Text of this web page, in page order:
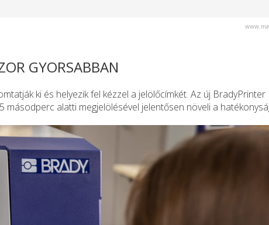
GYORSABBAN
ki és helyezik fel kézzel a jelölőcímkét. Az új BradyPrinter
másodperc alatti megjelölésével jelentősen növeli a